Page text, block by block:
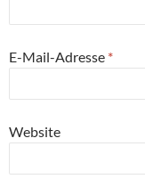
E-Mail-Adresse *
Website